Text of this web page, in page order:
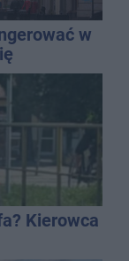
w
Kierowca